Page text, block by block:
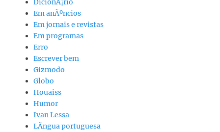
DicionÃ¡rio
Em anÃºncios
Em jornais e revistas
Em programas
Erro
Escrever bem
Gizmodo
Globo
Houaiss
Humor
Ivan Lessa
LÃ­ngua portuguesa